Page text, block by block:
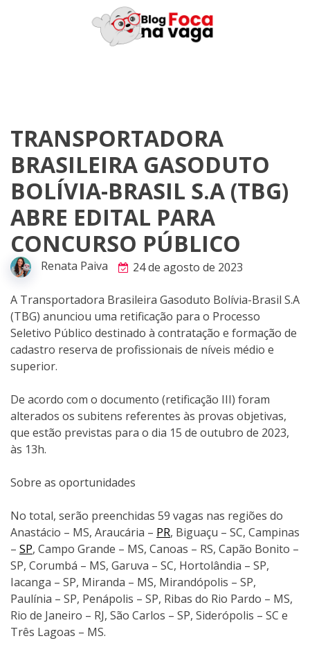
TRANSPORTADORA
BRASILEIRA GASODUTO
BOLÍVIA-BRASIL S.A (TBG)
ABRE EDITAL PARA
CONCURSO PÚBLICO
Renata Paiva 24 de agosto de 2023
A Transportadora Brasileira Gasoduto Bolívia-Brasil S.A
(TBG) anunciou uma retificação para o Processo
Seletivo Público destinado à contratação e formação de
cadastro reserva de profissionais de níveis médio e
superior.
De acordo com o documento (retificação III) foram
alterados os subitens referentes às provas objetivas,
que estão previstas para o dia 15 de outubro de 2023,
às 13h.
Sobre as oportunidades
No total, serão preenchidas 59 vagas nas regiões do
Anastácio – MS, Araucária – PR, Biguaçu – SC, Campinas
– SP, Campo Grande – MS, Canoas – RS, Capão Bonito –
SP, Corumbá – MS, Garuva – SC, Hortolândia – SP,
Iacanga – SP, Miranda – MS, Mirandópolis – SP,
Paulínia – SP, Penápolis – SP, Ribas do Rio Pardo – MS,
Rio de Janeiro – RJ, São Carlos – SP, Siderópolis – SC e
Três Lagoas – MS.